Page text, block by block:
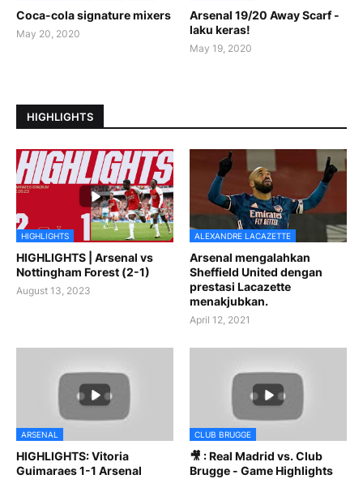
Coca-cola signature mixers
May 20, 2020
Arsenal 19/20 Away Scarf -
laku keras!
May 19, 2020
HIGHLIGHTS
HIGHLIGHTS
HIGHLIGHTS | Arsenal vs
Nottingham Forest (2-1)
August 13, 2023
ALEXANDRE LACAZETTE
Arsenal mengalahkan
Sheffield United dengan
prestasi Lacazette
menakjubkan.
April 12, 2021
ARSENAL
HIGHLIGHTS: Vitoria
Guimaraes 1-1 Arsenal
CLUB BRUGGE
🎥 : Real Madrid vs. Club
Brugge - Game Highlights